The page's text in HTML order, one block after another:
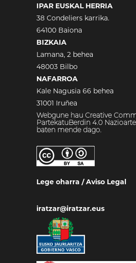
IPAR EUSKAL HERRIA
38 Condeliers karrika.
64100 Baiona
BIZKAIA
Lamana, 2 behea
48003 Bilbo
NAFARROA
Kale Nagusia 66 behea
31001 Iruñea
Webgune hau Creative
PartekatuBerdin 4.0
baten mende dago.
Lege oharra /Aviso Legal
iratzar@iratzar.eus